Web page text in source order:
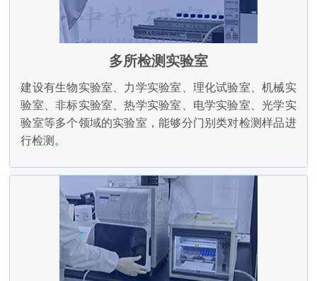
多所检测实验室
建设有生物实验室、力学实验室、理化试验室、机械实
验室、非标实验室、热学实验室、电学实验室、光学实
验室等多个领域的实验室，能够分门别类对检测样品进
行检测。